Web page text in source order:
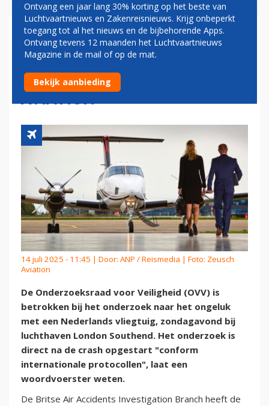
ONDERZOEKSRAAD
ASSISTEERT BRITTEN BIJ
ONDERZOEK CRASH ZEUSCH
AVIATION
14 juli 2025 - 11:45 | Door: ANP / Reismedia | Foto: Zeusch
Aviation
De Onderzoeksraad voor Veiligheid (OVV) is
betrokken bij het onderzoek naar het ongeluk
met een Nederlands vliegtuig, zondagavond bij
luchthaven London Southend. Het onderzoek is
direct na de crash opgestart "conform
internationale protocollen", laat een
woordvoerster weten.
De Britse Air Accidents Investigation Branch heeft de
Ontvang een jaar lang 30% korting op het beste van
Luchtvaartnieuws en Zakenreisnieuws. Krijg onbeperkt
toegang tot al het nieuws en de bijbehorende Apps.
Ontvang tevens 12 maanden het Luchtvaartnieuws
Magazine in de mail of op de mat.
Bekijk aanbieding